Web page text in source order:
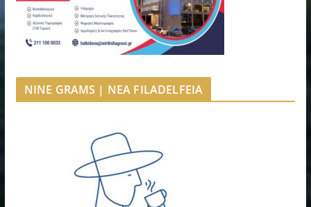
NINE GRAMS | NEA FILADELFEIA